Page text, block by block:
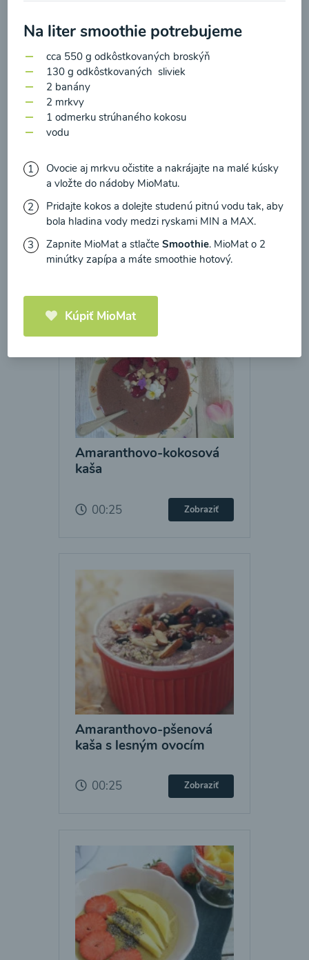
Brokolicové cappuccino
Načítať ďalšie
Kaše
Amaranthovo-kokosová
kaša
00:25 Zobraziť
Amaranthovo-pšenová
kaša s lesným ovocím
00:25 Zobraziť
Na liter smoothie potrebujeme
cca 550 g odkôstkovaných broskýň
130 g odkôstkovaných sliviek
2 banány
2 mrkvy
1 odmerku strúhaného kokosu
vodu
Ovocie aj mrkvu očistite a nakrájajte na malé kúsky
a vložte do nádoby MioMatu.
Pridajte kokos a dolejte studenú pitnú vodu tak, aby
bola hladina vody medzi ryskami MIN a MAX.
Zapnite MioMat a stlačteSmoothie. MioMat o 2
minútky zapípa a máte smoothie hotový.
Kúpiť MioMat
prečítal(a)
informácie o Ochrane osobných
a súhlasím s nimi.